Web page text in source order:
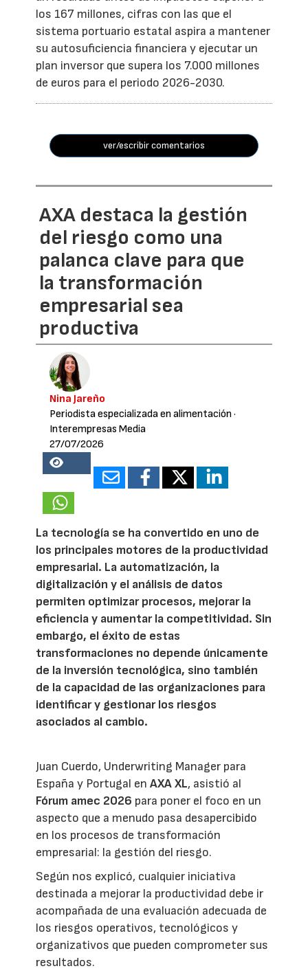
los 167 millones, cifras con las que el
sistema portuario estatal aspira a mantener
su autosuficiencia financiera y ejecutar un
plan inversor que supera los 7.000 millones
de euros para el periodo 2026-2030.
ver/escribir comentarios
AXA destaca la gestión
del riesgo como una
palanca clave para que
la transformación
empresarial sea
productiva
Nina Jareño
Periodista especializada en alimentación ·
Interempresas Media
27/07/2026
16928
La tecnología se ha convertido en uno de
los principales motores de la productividad
empresarial. La automatización, la
digitalización y el análisis de datos
permiten optimizar procesos, mejorar la
eficiencia y aumentar la competitividad. Sin
embargo, el éxito de estas
transformaciones no depende únicamente
de la inversión tecnológica, sino también
de la capacidad de las organizaciones para
identificar y gestionar los riesgos
asociados al cambio.
Juan Cuerdo, Underwriting Manager para
España y Portugal enAXA XL, asistió al
Fórum amec 2026 para poner el foco en un
aspecto que a menudo pasa desapercibido
en los procesos de transformación
empresarial: la gestión del riesgo.
Según nos explicó, cualquier iniciativa
destinada a mejorar la productividad debe ir
acompañada de una evaluación adecuada de
los riesgos operativos, tecnológicos y
organizativos que pueden comprometer sus
resultados.